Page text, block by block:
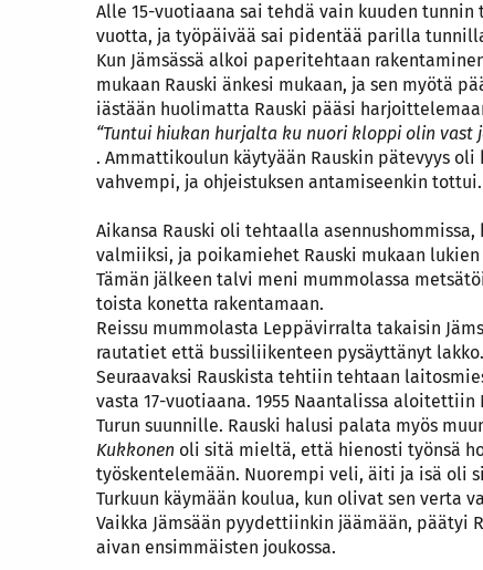
Alle 15-vuotiaana sai tehdä vain kuuden
vuotta, ja työpäivää sai pidentää parilla
Kun Jämsässä alkoi paperitehtaan
mukaan Rauski änkesi mukaan, ja sen myötä
iästään huolimatta Rauski pääsi
“Tuntui hiukan hurjalta ku nuori kloppi olin
. Ammattikoulun käytyään Rauskin pätevyys
vahvempi, ja ohjeistuksen antamiseenkin tottui.
Aikansa Rauski oli tehtaalla
valmiiksi, ja poikamiehet Rauski mukaan
Tämän jälkeen talvi meni mummolassa
toista konetta rakentamaan.
Reissu mummolasta Leppävirralta takaisin
rautatiet että bussiliikenteen pysäyttänyt
Seuraavaksi Rauskista tehtiin tehtaan
vasta 17-vuotiaana. 1955 Naantalissa
Turun suunnille. Rauski halusi palata myös
Kukkonen oli sitä mieltä, että hienosti työnsä
työskentelemään. Nuorempi veli, äiti ja isä oli
Turkuun käymään koulua, kun olivat sen verta
Vaikka Jämsään pyydettiinkin jäämään,
aivan ensimmäisten joukossa.